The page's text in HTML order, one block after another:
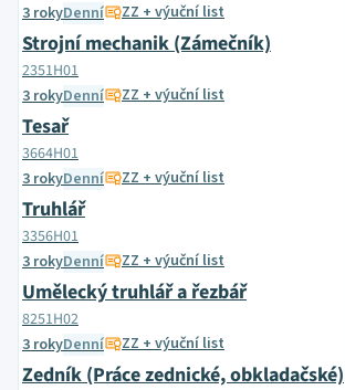
3 rokyDenní ZZ + výuční list
Strojní mechanik (Zámečník)
2351H01
3 rokyDenní ZZ + výuční list
Tesař
3664H01
3 rokyDenní ZZ + výuční list
Truhlář
3356H01
3 rokyDenní ZZ + výuční list
Umělecký truhlář a řezbář
8251H02
3 rokyDenní ZZ + výuční list
Zedník (Práce zednické, obkladačské)